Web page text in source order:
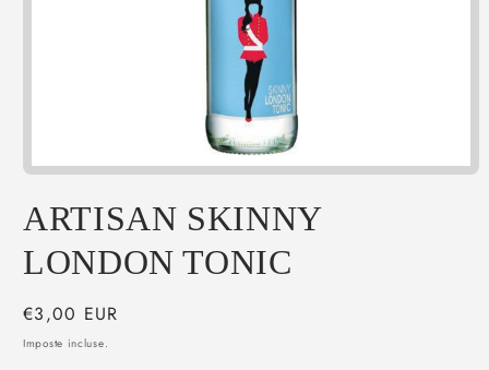
Apri
multimediali
1
finestra
modale
ARTISAN SKINNY
LONDON TONIC
Prezzo
di
€3,00 EUR
Imposte incluse.